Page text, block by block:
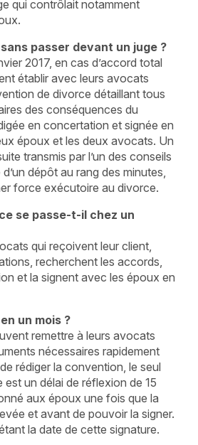
qui contrôlait notamment
passer devant un juge ?
2017, en cas d’accord total
établir avec leurs avocats
de divorce détaillant tous
des conséquences du
en concertation et signée en
époux et les deux avocats. Un
transmis par l’un des conseils
dépôt au rang des minutes,
force exécutoire au divorce.
se passe-t-il chez un
qui reçoivent leur client,
recherchent les accords,
et la signent avec les époux en
un mois ?
remettre à leurs avocats
nécessaires rapidement
rédiger la convention, le seul
est un délai de réflexion de 15
aux époux une fois que la
et avant de pouvoir la signer.
la date de cette signature.